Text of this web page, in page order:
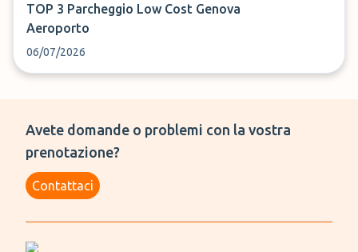
TOP 3 Parcheggio Low Cost Genova
Aeroporto
06/07/2026
Avete domande o problemi con la vostra
prenotazione?
Contattaci